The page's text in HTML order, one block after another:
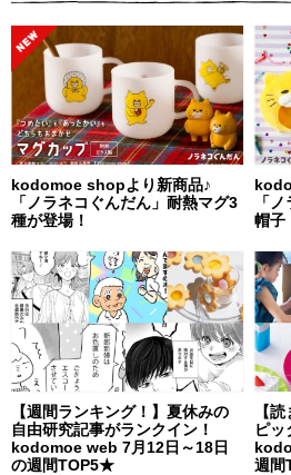
kodomoe shopより新商品♪
「ノラネコぐんだん」耐熱マグ3
種が登場！
「
帽子
【週間ランキング！】夏休みの
自由研究記事がランクイン！
kodomoe web 7月12日～18日
の週間TOP5★
【
ピッ
週